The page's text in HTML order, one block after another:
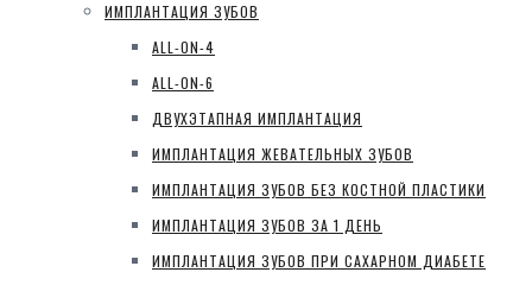
ИМПЛАНТАЦИЯ ЗУБОВ
ALL-ON-4
ALL-ON-6
ДВУХЭТАПНАЯ ИМПЛАНТАЦИЯ
ИМПЛАНТАЦИЯ ЖЕВАТЕЛЬНЫХ ЗУБОВ
ИМПЛАНТАЦИЯ ЗУБОВ БЕЗ КОСТНОЙ ПЛАСТИКИ
ИМПЛАНТАЦИЯ ЗУБОВ ЗА 1 ДЕНЬ
ИМПЛАНТАЦИЯ ЗУБОВ ПРИ САХАРНОМ ДИАБЕТЕ